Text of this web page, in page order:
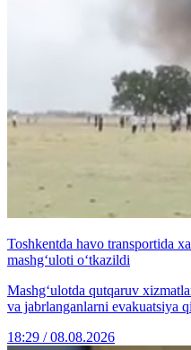
Toshkentda havo transportida
mashg‘uloti o‘tkazildi
Mashg‘ulotda qutqaruv
va jabrlanganlarni evakuatsiya
18:29 / 08.08.2026